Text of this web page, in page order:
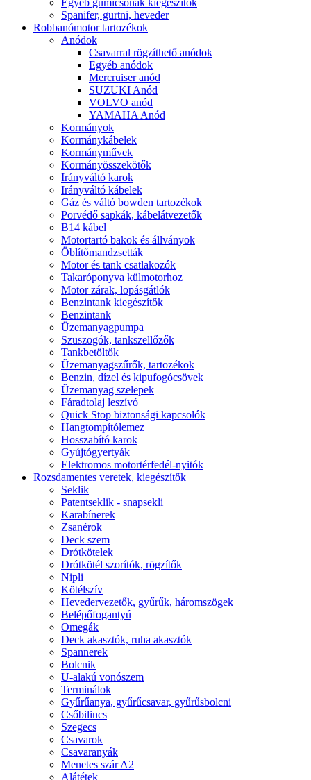
Egyéb gumicsónak kiegészítők
Spanifer, gurtni, heveder
Robbanómotor tartozékok
Anódok
Csavarral rögzíthető anódok
Egyéb anódok
Mercruiser anód
SUZUKI Anód
VOLVO anód
YAMAHA Anód
Kormányok
Kormánykábelek
Kormányművek
Kormányösszekötők
Irányváltó karok
Irányváltó kábelek
Gáz és váltó bowden tartozékok
Porvédő sapkák, kábelátvezetők
B14 kábel
Motortartó bakok és állványok
Öblítőmandzsetták
Motor és tank csatlakozók
Takaróponyva külmotorhoz
Motor zárak, lopásgátlók
Benzintank kiegészítők
Benzintank
Üzemanyagpumpa
Szuszogók, tankszellőzők
Tankbetöltők
Üzemanyagszűrők, tartozékok
Benzin, dízel és kipufogócsövek
Üzemanyag szelepek
Fáradtolaj leszívó
Quick Stop biztonsági kapcsolók
Hangtompítólemez
Hosszabító karok
Gyújtógyertyák
Elektromos motortérfedél-nyitók
Rozsdamentes veretek, kiegészítők
Seklik
Patentseklik - snapsekli
Karabínerek
Zsanérok
Deck szem
Drótkötelek
Drótkötél szorítók, rögzítők
Nipli
Kötélszív
Hevedervezetők, gyűrűk, háromszögek
Belépőfogantyú
Omegák
Deck akasztók, ruha akasztók
Spannerek
Bolcnik
U-alakú vonószem
Terminálok
Gyűrűanya, gyűrűcsavar, gyűrűsbolcni
Csőbilincs
Szegecs
Csavarok
Csavaranyák
Menetes szár A2
Alátétek